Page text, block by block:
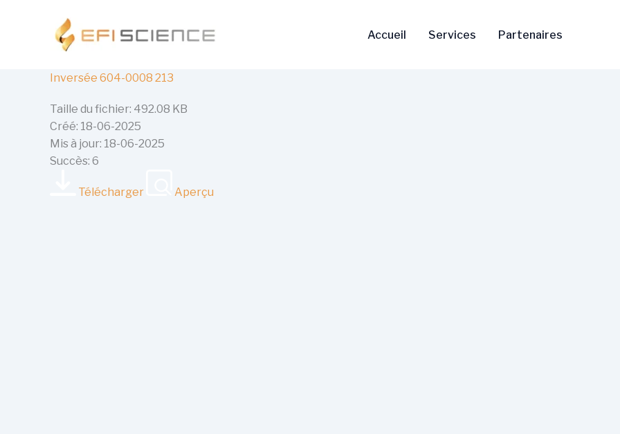
Accueil Services Partenaires
Inversée 604-0008 213
Taille du fichier: 492.08 KB
Créé: 18-06-2025
Mis à jour: 18-06-2025
Succès: 6
Télécharger Aperçu